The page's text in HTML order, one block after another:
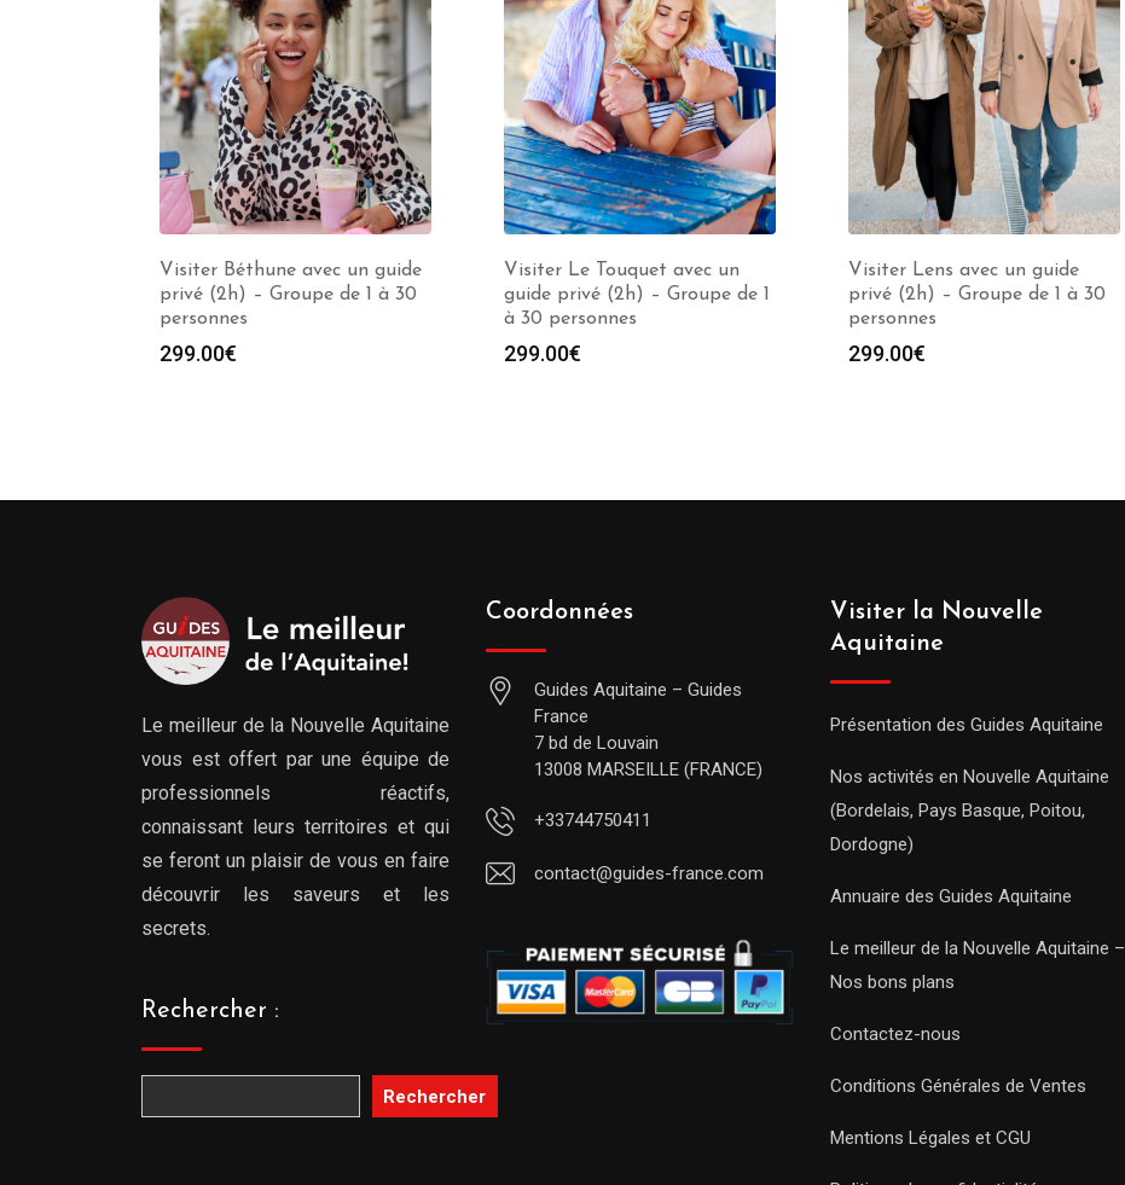
Visiter Béthune avec un guide
privé (2h) – Groupe de 1 à 30
personnes
299.00€
Visiter Le Touquet avec un
guide privé (2h) – Groupe de 1
à 30 personnes
299.00€
Visiter Lens avec un guide
privé (2h) – Groupe de 1 à 30
personnes
299.00€
Le meilleur de la Nouvelle Aquitaine
vous est offert par une équipe de
professionnels réactifs,
connaissant leurs territoires et qui
se feront un plaisir de vous en faire
découvrir les saveurs et les
secrets.
Rechercher :
Rechercher
Coordonnées
Guides Aquitaine – Guides
France
7 bd de Louvain
13008 MARSEILLE (FRANCE)
+33744750411
contact@guides-france.com
Visiter la Nouvelle
Aquitaine
Présentation des Guides Aquitaine
Nos activités en Nouvelle Aquitaine
(Bordelais, Pays Basque, Poitou,
Dordogne)
Annuaire des Guides Aquitaine
Le meilleur de la Nouvelle Aquitaine –
Nos bons plans
Contactez-nous
Conditions Générales de Ventes
Mentions Légales et CGU